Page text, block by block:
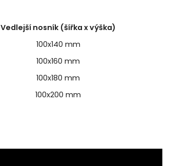
Vedlejší nosník (šířka x výška)
100x140 mm
100x160 mm
100x180 mm
100x200 mm